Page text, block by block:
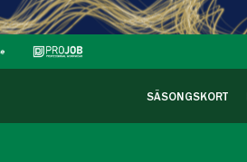
SÄSONGSKORT